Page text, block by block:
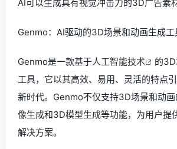
AI可以生成具有视觉冲击力的3D广告素材
Genmo：AI驱动的3D场景和动画生成工
Genmo是一款基于人工智能技术
的
工具，它以其高效、易用、灵活的特点
新时代。Genmo不仅支持3D场景和动
像生成和3D模型生成等功能，为用户提
解决方案。